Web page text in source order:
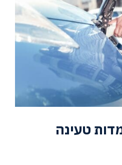
טעינה